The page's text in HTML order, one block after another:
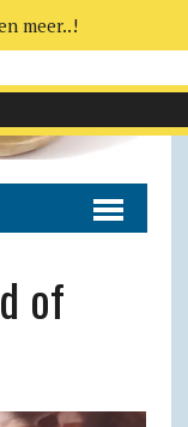
of
meer..!